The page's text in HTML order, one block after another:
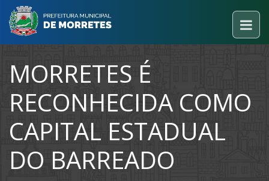
MORRETES É
RECONHECIDA COMO
CAPITAL ESTADUAL
DO BARREADO